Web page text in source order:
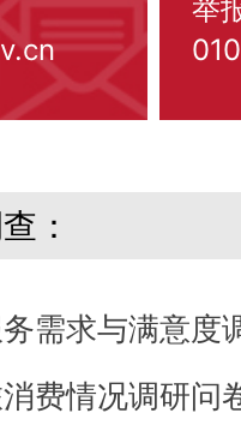
举
：
需求与满意度
费情况调研问